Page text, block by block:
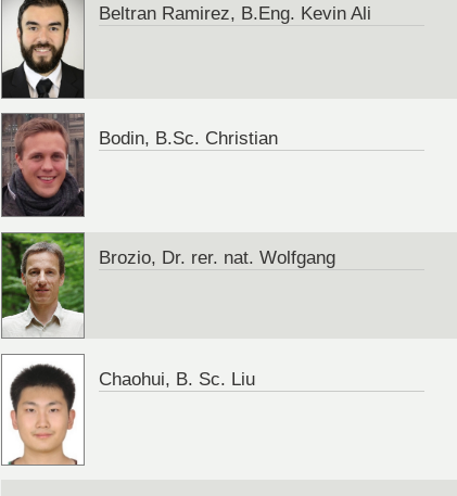
Beltran Ramirez, B.Eng. Kevin Ali
Bodin, B.Sc. Christian
Brozio, Dr. rer. nat. Wolfgang
Chaohui, B. Sc. Liu